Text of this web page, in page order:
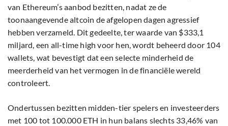
van Ethereum’s aanbod bezitten, nadat ze de
toonaangevende altcoin de afgelopen dagen agressief
hebben verzameld. Dit gedeelte, ter waarde van $333,1
miljard, een all-time high voor hen, wordt beheerd door 104
wallets, wat bevestigt dat een selecte minderheid de
meerderheid van het vermogen in de financiële wereld
controleert.
Ondertussen bezitten midden-tier spelers en investeerders
met 100 tot 100.000 ETH in hun balans slechts 33,46% van